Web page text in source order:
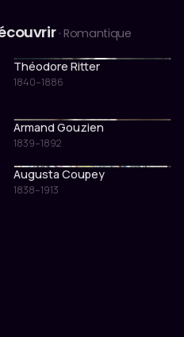
· Romantique
Théodore Ritter
1840–1886
Armand Gouzien
1839–1892
Augusta Coupey
1838–1913